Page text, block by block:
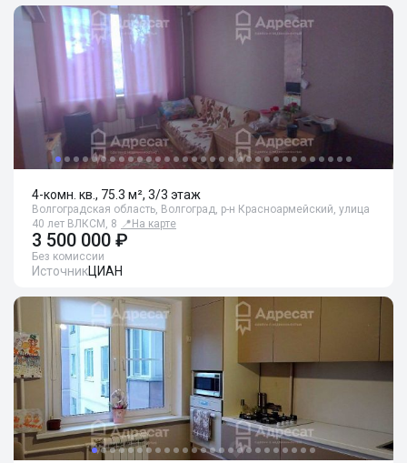
4-комн. кв., 75.3 м², 3/3 этаж
Волгоградская область, Волгоград, р-н Красноармейский, улица
40 лет ВЛКСМ, 8 📍 На карте
3 500 000 ₽
Без комиссии
ИсточникЦИАН